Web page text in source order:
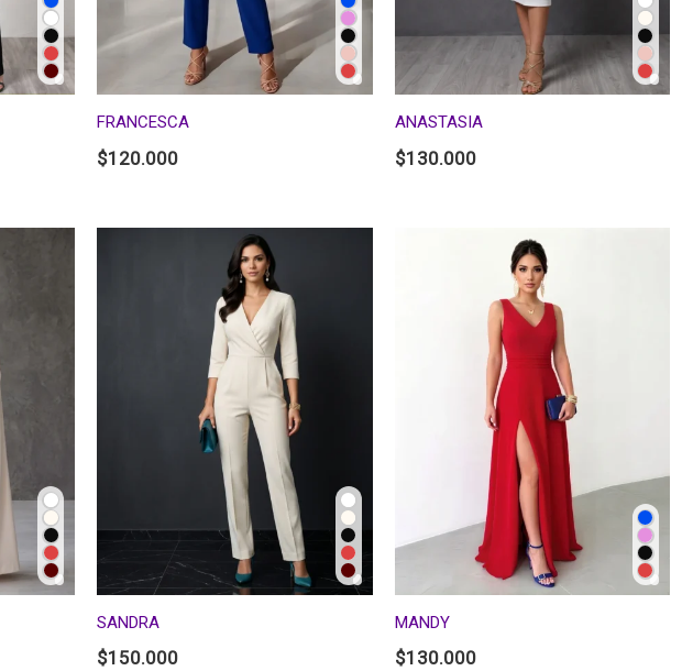
FRANCESCA
$120.000
ANASTASIA
$130.000
SANDRA
$150.000
MANDY
$130.000